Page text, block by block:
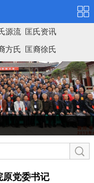
源流 匡氏资讯
方氏 匡裔徐氏
原党委书记